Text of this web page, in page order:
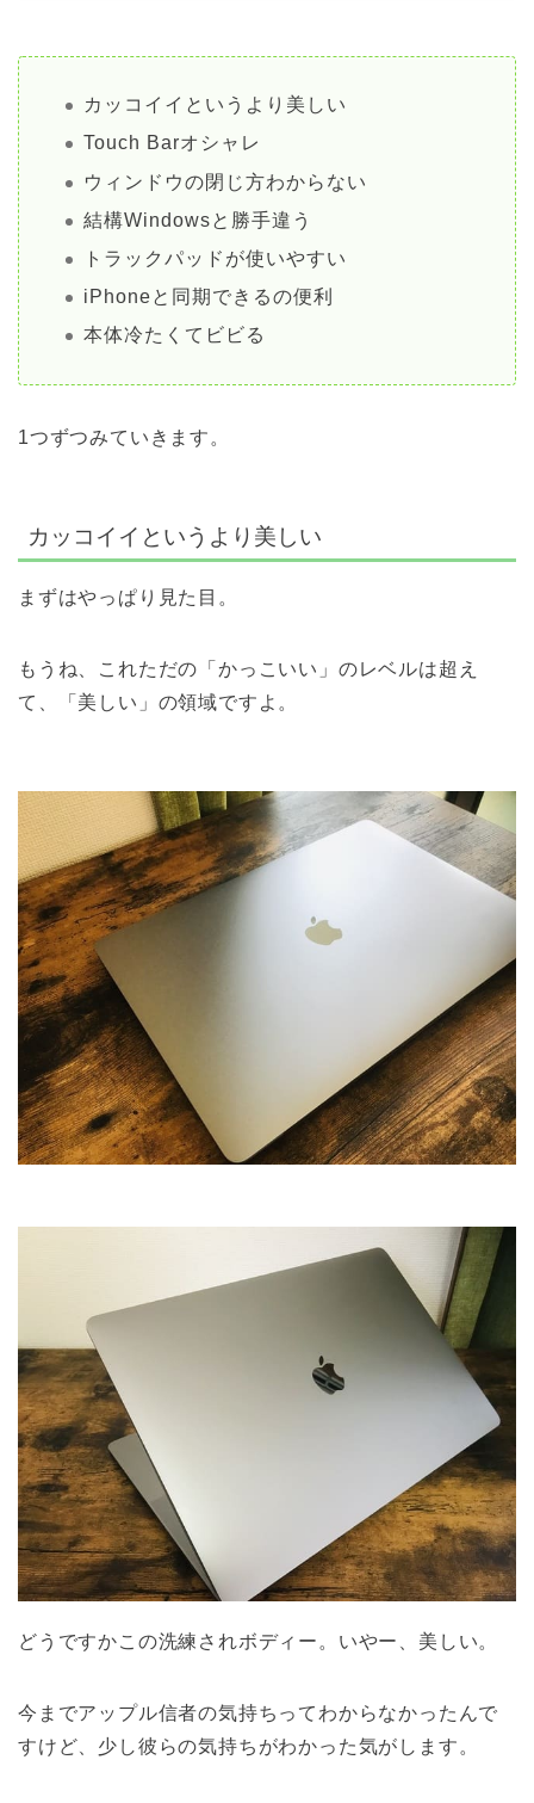
カッコイイというより美しい
Touch Barオシャレ
ウィンドウの閉じ方わからない
結構Windowsと勝手違う
トラックパッドが使いやすい
iPhoneと同期できるの便利
本体冷たくてビビる
1つずつみていきます。
カッコイイというより美しい
まずはやっぱり見た目。
もうね、これただの「かっこいい」のレベルは超え
て、「美しい」の領域ですよ。
どうですかこの洗練されボディー。いやー、美しい。
今までアップル信者の気持ちってわからなかったんで
すけど、少し彼らの気持ちがわかった気がします。